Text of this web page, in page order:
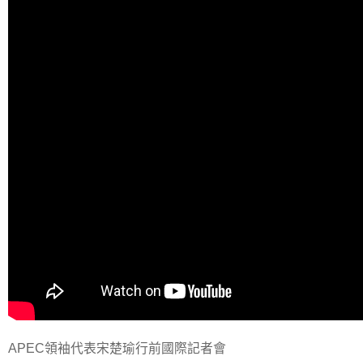
APEC領袖代表宋楚瑜行前國際記者會